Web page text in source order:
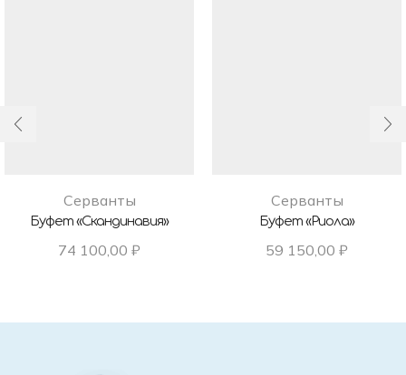
Серванты
Буфет «Скандинавия»
74 100,00 ₽
Серванты
Буфет «Риола»
59 150,00 ₽